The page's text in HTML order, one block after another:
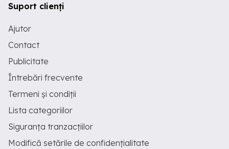
Suport clienți
Ajutor
Contact
Publicitate
Întrebări frecvente
Termeni și condiții
Lista categoriilor
Siguranța tranzacțiilor
Modifică setările de confidențialitate